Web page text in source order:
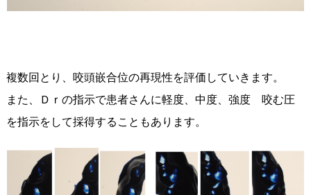
複数回とり、咬頭嵌合位の再現性を評価していきます。
また、Ｄｒの指示で患者さんに軽度、中度、強度 咬む圧
を指示をして採得することもあります。